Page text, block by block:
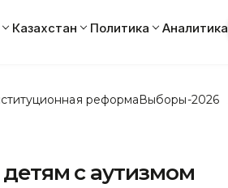
Казахстан Политика Аналитика
реформаВыборы-2026
с аутизмом